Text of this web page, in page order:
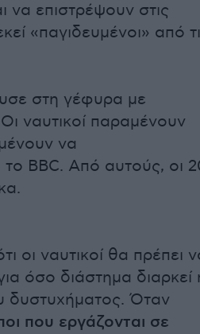
επιστρέψουν στις
«παγιδευμένοι» από
στη γέφυρα με
ναυτικοί παραμένουν
να
BBC. Aπό αυτούς, οι
οι ναυτικοί θα πρέπει
όσο διάστημα διαρκεί
δυστυχήματος. Όταν
που εργάζονται σε